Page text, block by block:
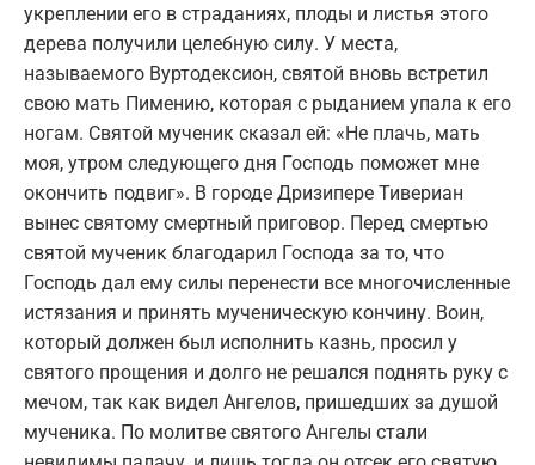
укреплении его в страданиях, плоды и листья этого
дерева получили целебную силу. У места,
называемого Вуртодексион, святой вновь встретил
свою мать Пимению, которая с рыданием упала к его
ногам. Святой мученик сказал ей: «Не плачь, мать
моя, утром следующего дня Господь поможет мне
окончить подвиг». В городе Дризипере Тивериан
вынес святому смертный приговор. Перед смертью
святой мученик благодарил Господа за то, что
Господь дал ему силы перенести все многочисленные
истязания и принять мученическую кончину. Воин,
который должен был исполнить казнь, просил у
святого прощения и долго не решался поднять руку с
мечом, так как видел Ангелов, пришедших за душой
мученика. По молитве святого Ангелы стали